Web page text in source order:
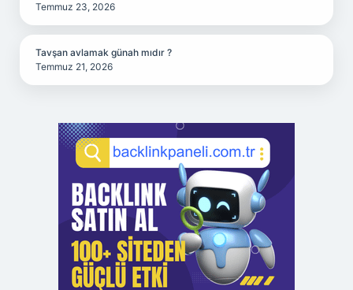
Temmuz 23, 2026
Tavşan avlamak günah mıdır ?
Temmuz 21, 2026